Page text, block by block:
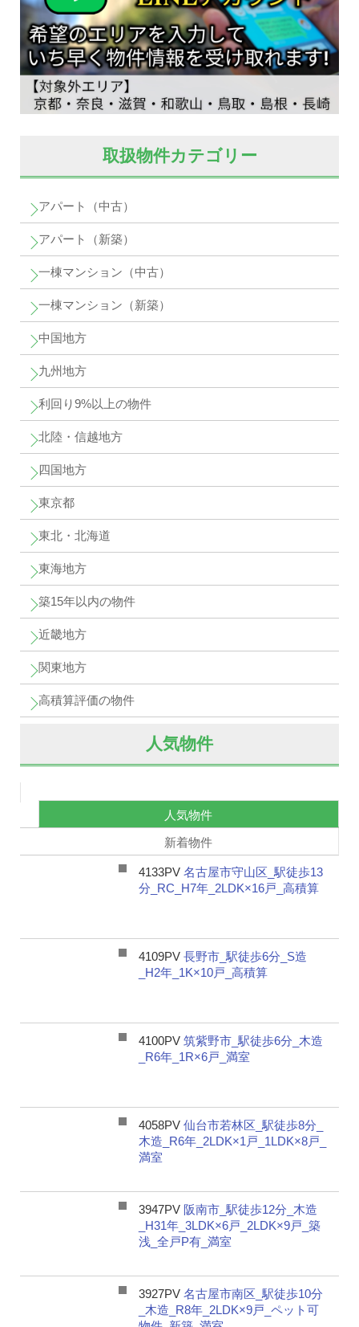
取扱物件カテゴリー
アパート（中古）
アパート（新築）
一棟マンション（中古）
一棟マンション（新築）
中国地方
九州地方
利回り9%以上の物件
北陸・信越地方
四国地方
東京都
東北・北海道
東海地方
築15年以内の物件
近畿地方
関東地方
高積算評価の物件
人気物件
人気物件
新着物件
4133PV 名古屋市守山区_駅徒歩13
分_RC_H7年_2LDK×16戸_高積算
4109PV 長野市_駅徒歩6分_S造
_H2年_1K×10戸_高積算
4100PV 筑紫野市_駅徒歩6分_木造
_R6年_1R×6戸_満室
4058PV 仙台市若林区_駅徒歩8分_
木造_R6年_2LDK×1戸_1LDK×8戸_
満室
3947PV 阪南市_駅徒歩12分_木造
_H31年_3LDK×6戸_2LDK×9戸_築
浅_全戸P有_満室
3927PV 名古屋市南区_駅徒歩10分
_木造_R8年_2LDK×9戸_ペット可